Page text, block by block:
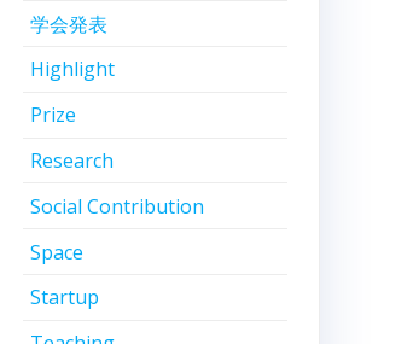
学会発表
Highlight
Prize
Research
Social Contribution
Space
Startup